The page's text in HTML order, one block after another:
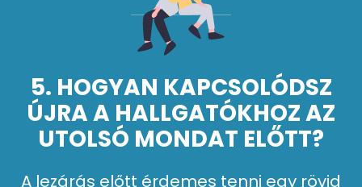
5. HOGYAN KAPCSOLÓDSZ
ÚJRA A HALLGATÓKHOZ AZ
UTOLSÓ MONDAT ELŐTT?
A lezárás előtt érdemes tenni egy rövid